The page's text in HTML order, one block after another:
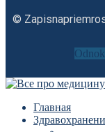
©
Главная